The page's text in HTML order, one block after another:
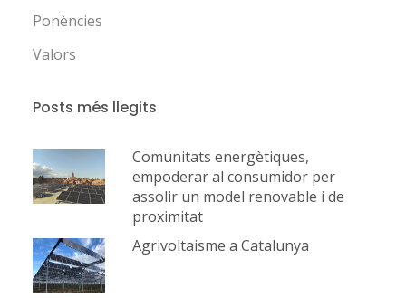
Ponències
Valors
Posts més llegits
Comunitats energètiques,
empoderar al consumidor per
assolir un model renovable i de
proximitat
Agrivoltaisme a Catalunya